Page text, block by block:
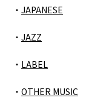
JAPANESE
JAZZ
LABEL
OTHER MUSIC